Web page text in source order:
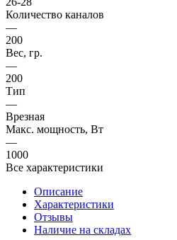
Количество каналов
—
200
Вес, гр.
—
200
Тип
—
Врезная
Макс. мощность, Вт
—
1000
Все характеристики
Описание
Характеристики
Отзывы
Наличие на складах